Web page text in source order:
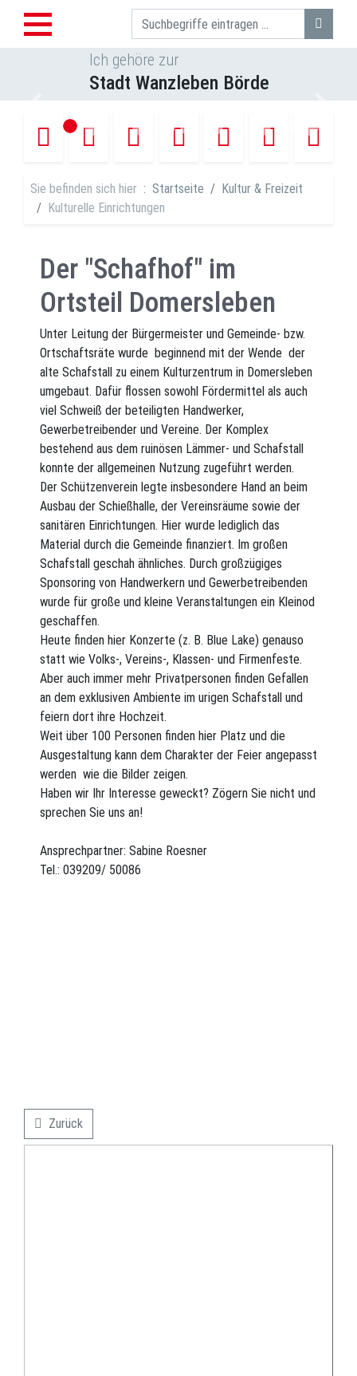
Ich gehöre zur
Stadt Wanzleben Börde
Sie befinden sich hier Startseite
Kultur & Freizeit
Kulturelle Einrichtungen
Der "Schafhof" im
Ortsteil Domersleben
Unter Leitung der Bürgermeister und Gemeinde- bzw.
Ortschaftsräte wurde  beginnend mit der Wende  der
alte Schafstall zu einem Kulturzentrum in Domersleben
umgebaut. Dafür flossen sowohl Fördermittel als auch
viel Schweiß der beteiligten Handwerker,
Gewerbetreibender und Vereine. Der Komplex 
bestehend aus dem ruinösen Lämmer- und Schafstall 
konnte der allgemeinen Nutzung zugeführt werden.
Der Schützenverein legte insbesondere Hand an beim
Ausbau der Schießhalle, der Vereinsräume sowie der
sanitären Einrichtungen. Hier wurde lediglich das
Material durch die Gemeinde finanziert. Im großen
Schafstall geschah ähnliches. Durch großzügiges
Sponsoring von Handwerkern und Gewerbetreibenden
wurde für große und kleine Veranstaltungen ein Kleinod
geschaffen.
Heute finden hier Konzerte (z. B. Blue Lake) genauso
statt wie Volks-, Vereins-, Klassen- und Firmenfeste.
Aber auch immer mehr Privatpersonen finden Gefallen
an dem exklusiven Ambiente im urigen Schafstall und
feiern dort ihre Hochzeit.
Weit über 100 Personen finden hier Platz und die
Ausgestaltung kann dem Charakter der Feier angepasst
werden  wie die Bilder zeigen.
Haben wir Ihr Interesse geweckt? Zögern Sie nicht und
sprechen Sie uns an!
Ansprechpartner: Sabine Roesner
Tel.: 039209/ 50086
backward
Zurück